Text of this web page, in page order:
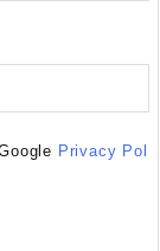
Privacy Pol